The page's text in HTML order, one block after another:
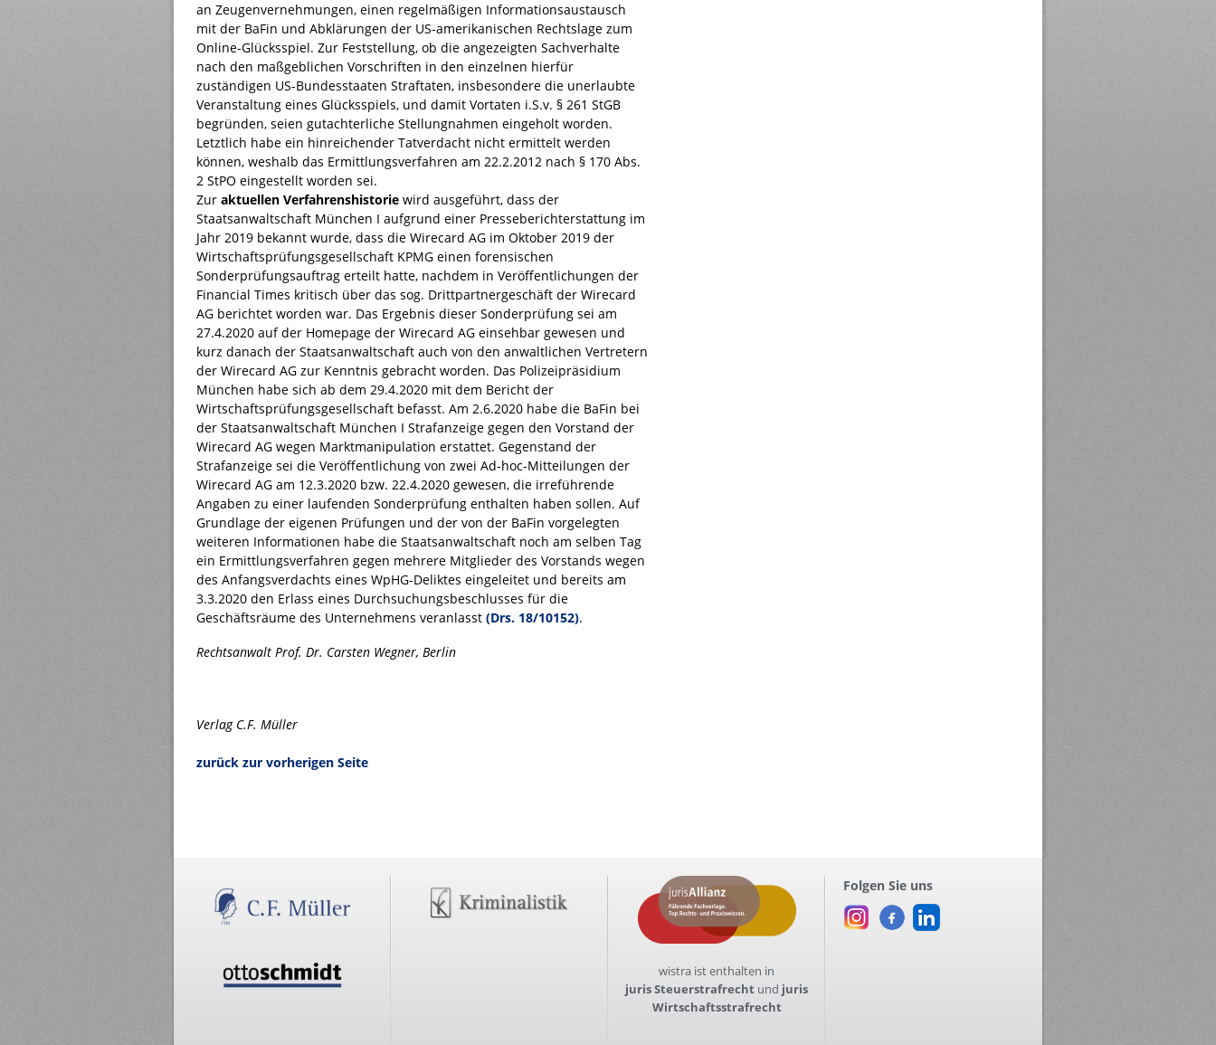
an Zeugenvernehmungen, einen regelmäßigen Informationsaustausch
mit der BaFin und Abklärungen der US-amerikanischen Rechtslage zum
Online-Glücksspiel. Zur Feststellung, ob die angezeigten Sachverhalte
nach den maßgeblichen Vorschriften in den einzelnen hierfür
zuständigen US-Bundesstaaten Straftaten, insbesondere die unerlaubte
Veranstaltung eines Glücksspiels, und damit Vortaten i.S.v. § 261 StGB
begründen, seien gutachterliche Stellungnahmen eingeholt worden.
Letztlich habe ein hinreichender Tatverdacht nicht ermittelt werden
können, weshalb das Ermittlungsverfahren am 22.2.2012 nach § 170 Abs.
2 StPO eingestellt worden sei.
Zur aktuellen Verfahrenshistorie wird ausgeführt, dass der
Staatsanwaltschaft München I aufgrund einer Presseberichterstattung im
Jahr 2019 bekannt wurde, dass die Wirecard AG im Oktober 2019 der
Wirtschaftsprüfungsgesellschaft KPMG einen forensischen
Sonderprüfungsauftrag erteilt hatte, nachdem in Veröffentlichungen der
Financial Times kritisch über das sog. Drittpartnergeschäft der Wirecard
AG berichtet worden war. Das Ergebnis dieser Sonderprüfung sei am
27.4.2020 auf der Homepage der Wirecard AG einsehbar gewesen und
kurz danach der Staatsanwaltschaft auch von den anwaltlichen Vertretern
der Wirecard AG zur Kenntnis gebracht worden. Das Polizeipräsidium
München habe sich ab dem 29.4.2020 mit dem Bericht der
Wirtschaftsprüfungsgesellschaft befasst. Am 2.6.2020 habe die BaFin bei
der Staatsanwaltschaft München I Strafanzeige gegen den Vorstand der
Wirecard AG wegen Marktmanipulation erstattet. Gegenstand der
Strafanzeige sei die Veröffentlichung von zwei Ad-hoc-Mitteilungen der
Wirecard AG am 12.3.2020 bzw. 22.4.2020 gewesen, die irreführende
Angaben zu einer laufenden Sonderprüfung enthalten haben sollen. Auf
Grundlage der eigenen Prüfungen und der von der BaFin vorgelegten
weiteren Informationen habe die Staatsanwaltschaft noch am selben Tag
ein Ermittlungsverfahren gegen mehrere Mitglieder des Vorstands wegen
des Anfangsverdachts eines WpHG-Deliktes eingeleitet und bereits am
3.3.2020 den Erlass eines Durchsuchungsbeschlusses für die
Geschäftsräume des Unternehmens veranlasst (Drs. 18/10152).
Rechtsanwalt Prof. Dr. Carsten Wegner, Berlin
Verlag C.F. Müller
zurück zur vorherigen Seite
wistra ist enthalten in
juris Steuerstrafrecht und juris
Wirtschaftsstrafrecht
Folgen Sie uns